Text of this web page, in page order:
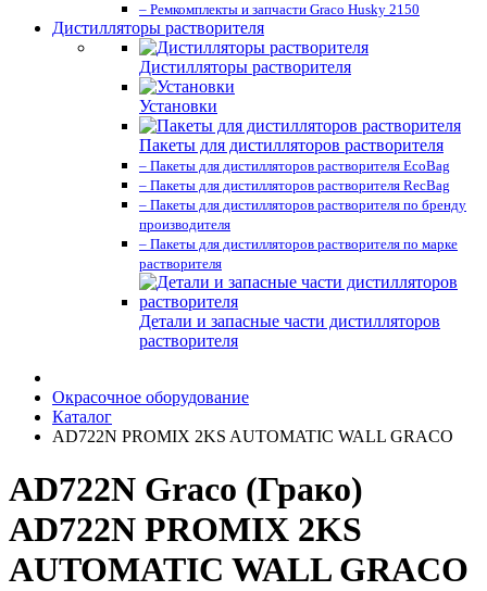
– Ремкомплекты и запчасти Graco Husky 2150
Дистилляторы растворителя
Дистилляторы растворителя
Установки
Пакеты для дистилляторов растворителя
– Пакеты для дистилляторов растворителя EcoBag
– Пакеты для дистилляторов растворителя RecBag
– Пакеты для дистилляторов растворителя по бренду
производителя
– Пакеты для дистилляторов растворителя по марке
растворителя
Детали и запасные части дистилляторов
растворителя
Окрасочное оборудование
Каталог
AD722N PROMIX 2KS AUTOMATIC WALL GRACO
AD722N Graco (Грако)
AD722N PROMIX 2KS
AUTOMATIC WALL GRACO